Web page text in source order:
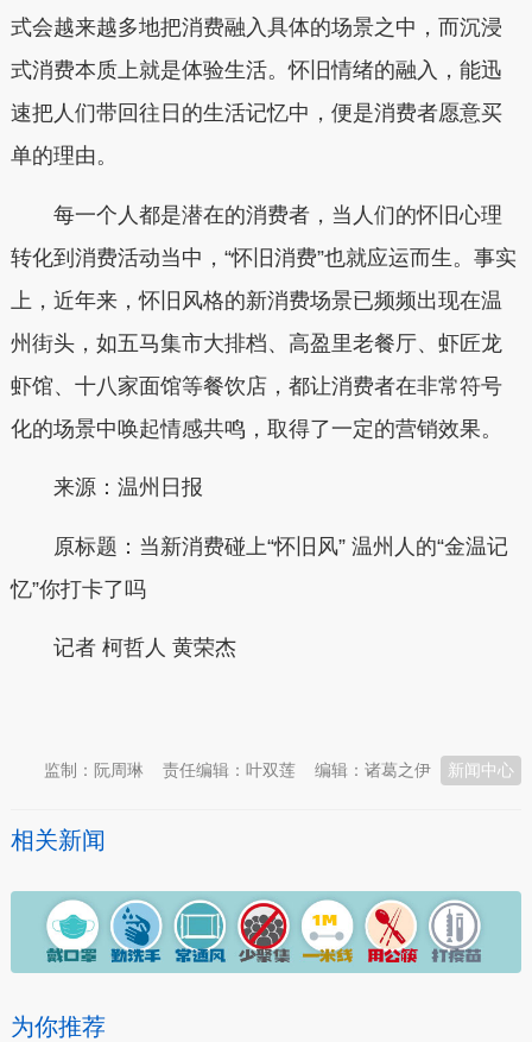
式会越来越多地把消费融入具体的场景之中，而沉浸
式消费本质上就是体验生活。怀旧情绪的融入，能迅
速把人们带回往日的生活记忆中，便是消费者愿意买
单的理由。
每一个人都是潜在的消费者，当人们的怀旧心理
转化到消费活动当中，“怀旧消费”也就应运而生。事实
上，近年来，怀旧风格的新消费场景已频频出现在温
州街头，如五马集市大排档、高盈里老餐厅、虾匠龙
虾馆、十八家面馆等餐饮店，都让消费者在非常符号
化的场景中唤起情感共鸣，取得了一定的营销效果。
来源：温州日报
原标题：当新消费碰上“怀旧风” 温州人的“金温记
忆”你打卡了吗
记者 柯哲人 黄荣杰
新闻中心
编辑：诸葛之伊
责任编辑：叶双莲
监制：阮周琳
相关新闻
为你推荐